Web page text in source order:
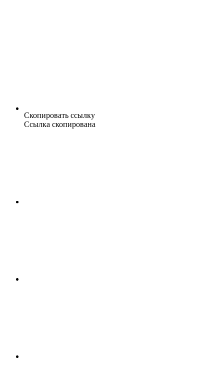
Скопировать ссылку
Ссылка скопирована